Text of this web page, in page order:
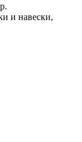
и навески,